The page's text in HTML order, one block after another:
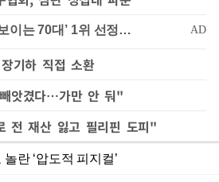
기하 직접 소환
앗겼다…가만 안 둬"
전 재산 잃고 필리핀 도피"